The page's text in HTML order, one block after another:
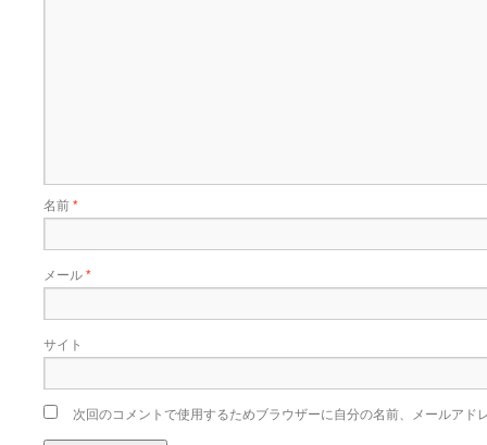
名前*
メール*
サイト
次回のコメントで使用するためブラウザーに自分の名前、メールアド